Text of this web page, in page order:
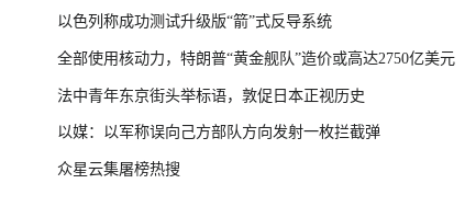
以色列称成功测试升级版“箭”式反导系统
全部使用核动力，特朗普“黄金舰队”造价或高达2750亿美元
法中青年东京街头举标语，敦促日本正视历史
以媒：以军称误向己方部队方向发射一枚拦截弹
众星云集屠榜热搜